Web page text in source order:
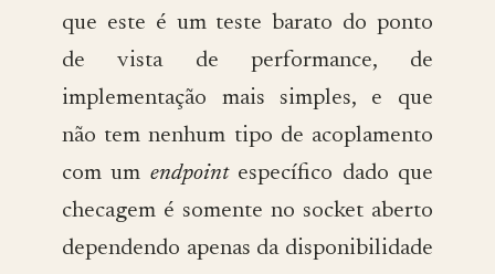
que este é um teste barato do ponto
de vista de performance, de
implementação mais simples, e que
não tem nenhum tipo de acoplamento
com um endpointespecífico dado que
checagem é somente no socket aberto
dependendo apenas da disponibilidade